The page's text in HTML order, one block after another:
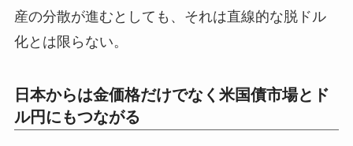
産の分散が進むとしても、それは直線的な脱ドル
化とは限らない。
日本からは金価格だけでなく米国債市場とド
ル円にもつながる